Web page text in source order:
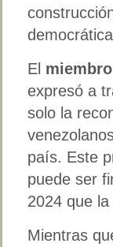
El
expresó a
solo la
país. Este
puede ser
2024 que
Mientras